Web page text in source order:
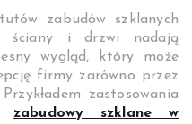
zabudów szklanych
ściany i drzwi nadają
wygląd, który może
firmy zarówno przez
zastosowania
zabudowy szklane w